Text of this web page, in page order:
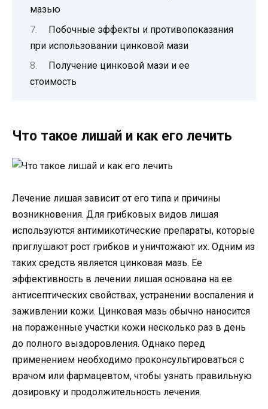
мазью
Побочные эффекты и противопоказания
при использовании цинковой мази
Получение цинковой мази и ее
стоимость
Что такое лишай и как его лечить
Лечение лишая зависит от его типа и причины
возникновения. Для грибковых видов лишая
используются антимикотические препараты, которые
приглушают рост грибков и уничтожают их. Одним из
таких средств является цинковая мазь. Ее
эффективность в лечении лишая основана на ее
антисептических свойствах, устранении воспаления и
заживлении кожи. Цинковая мазь обычно наносится
на пораженные участки кожи несколько раз в день
до полного выздоровления. Однако перед
применением необходимо проконсультироваться с
врачом или фармацевтом, чтобы узнать правильную
дозировку и продолжительность лечения.